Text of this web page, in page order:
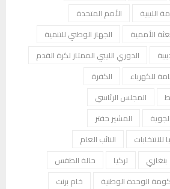
الليبية
الأمم المتحدة
الأممية
الجهاز الوطني للتنمية
الدوري الليبي الممتاز لكرة القدم
للكهرباء
الكفرة
المجلس الرئاسي
المشير حفتر
النائب العام
بنغازي تركيا
حالة الطقس
الوحدة الوطنية
خام برنت